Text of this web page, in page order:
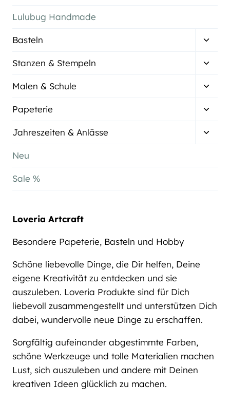
Lulubug Handmade
Basteln
Stanzen & Stempeln
Malen & Schule
Papeterie
Jahreszeiten & Anlässe
Neu
Sale %
Loveria Artcraft
Besondere Papeterie, Basteln und Hobby
Schöne liebevolle Dinge, die Dir helfen, Deine
eigene Kreativität zu entdecken und sie
auszuleben. Loveria Produkte sind für Dich
liebevoll zusammengestellt und unterstützen Dich
dabei, wundervolle neue Dinge zu erschaffen.
Sorgfältig aufeinander abgestimmte Farben,
schöne Werkzeuge und tolle Materialien machen
Lust, sich auszuleben und andere mit Deinen
kreativen Ideen glücklich zu machen.